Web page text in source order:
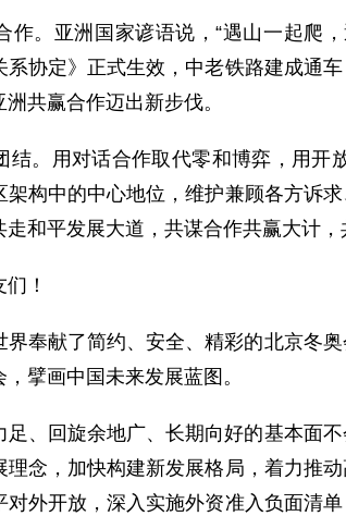
作。亚洲国家谚语说，“遇山一起爬
系协定》正式生效，中老铁路建成通
共赢合作迈出新步伐。
结。用对话合作取代零和博弈，用
架构中的中心地位，维护兼顾各方诉
和平发展大道，共谋合作共赢大计，
！
界奉献了简约、安全、精彩的北京冬
擘画中国未来发展蓝图。
足、回旋余地广、长期向好的基本面
念，加快构建新发展格局，着力推
外开放，深入实施外资准入负面清